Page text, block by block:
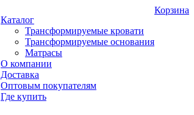
Каталог
Трансформируемые кровати
Трансформируемые основания
Матрасы
О компании
Доставка
Оптовым покупателям
Где купить
Корзина